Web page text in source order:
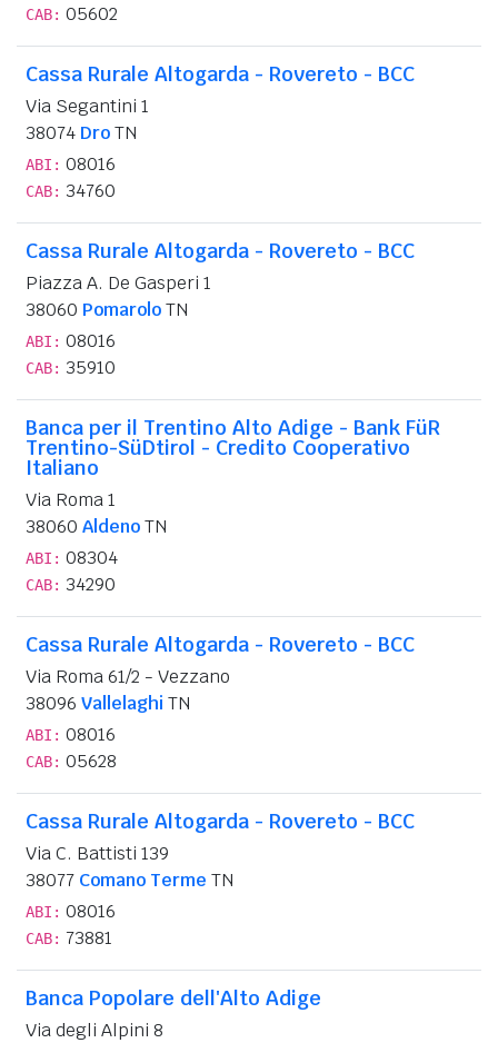
CAB: 05602
Cassa Rurale Altogarda - Rovereto - BCC
Via Segantini 1
38074 DroTN
ABI: 08016
CAB: 34760
Cassa Rurale Altogarda - Rovereto - BCC
Piazza A. De Gasperi 1
38060 PomaroloTN
ABI: 08016
CAB: 35910
Banca per il Trentino Alto Adige - Bank FüR
Trentino-SüDtirol - Credito Cooperativo
Italiano
Via Roma 1
38060 AldenoTN
ABI: 08304
CAB: 34290
Cassa Rurale Altogarda - Rovereto - BCC
Via Roma 61/2 - Vezzano
38096 Vallelaghi TN
ABI: 08016
CAB: 05628
Cassa Rurale Altogarda - Rovereto - BCC
Via C. Battisti 139
38077 Comano Terme TN
ABI: 08016
CAB: 73881
Banca Popolare dell'Alto Adige
Via degli Alpini 8